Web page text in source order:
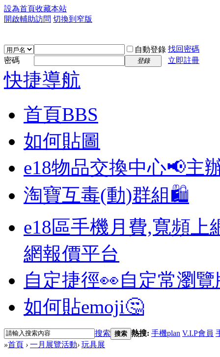
設為首頁收藏本站
開啟輔助訪問 切換到窄版
自動登錄 找回密碼
密碼
登錄 立即註冊
快捷導航
首頁BBS
如何貼圖
e18物品交換中心📢主
淘寶互毒(動)群組🛍️
e18區手機月費,寬頻上
網報價平台
自定捷徑👀自定常瀏
如何貼emoji🤔
搜索 搜索 熱搜: 手機plan V.I.P會員
»首頁 › 一月展覽活動› 玩具展